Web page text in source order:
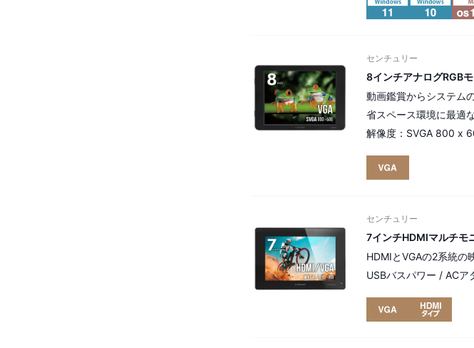
センチュリー
8インチアナログRGB
動画鑑賞からシステム
省スペース環境に最適
解像度：SVGA 800 x
センチュリー
7インチHDMIマルチ
HDMIとVGAの2系統の
USBバスパワー / AC